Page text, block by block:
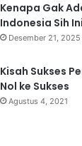
Kenapa Gak
Indonesia Sih
Desember 21, 2025
Kisah Sukses
Nol ke Sukses
Agustus 4, 2021